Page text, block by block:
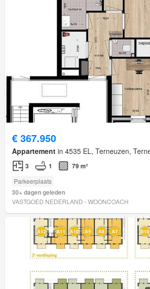
€ 367.950
Appartement in 4535 EL, Terneuzen,
3 1 79 m²
Parkeerplaats
30+ dagen geleden
VASTGOED NEDERLAND - WOONCOACH